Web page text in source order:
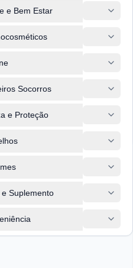
e Bem Estar
Socorros
e Proteção
e Suplemento